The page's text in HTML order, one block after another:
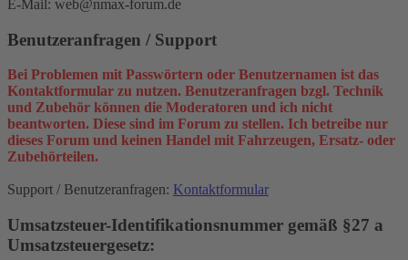
E-Mail: web@nmax-forum.de
Benutzeranfragen / Support
Bei Problemen mit Passwörtern oder Benutzernamen ist das
Kontaktformular zu nutzen. Benutzeranfragen bzgl. Technik
und Zubehör können die Moderatoren und ich nicht
beantworten. Diese sind im Forum zu stellen. Ich betreibe nur
dieses Forum und keinen Handel mit Fahrzeugen, Ersatz- oder
Zubehörteilen.
Support / Benutzeranfragen: Kontaktformular
Umsatzsteuer-Identifikationsnummer gemäß §27 a
Umsatzsteuergesetz: